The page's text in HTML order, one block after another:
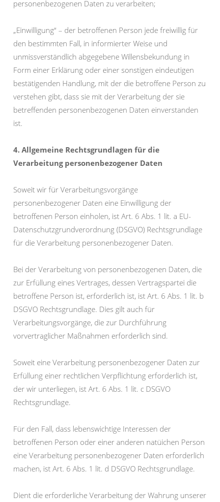
personenbezogenen Daten zu verarbeiten;
„Einwilligung“ – der betroffenen Person jede freiwillig für
den bestimmten Fall, in informierter Weise und
unmissverständlich abgegebene Willensbekundung in
Form einer Erklärung oder einer sonstigen eindeutigen
bestätigenden Handlung, mit der die betroffene Person zu
verstehen gibt, dass sie mit der Verarbeitung der sie
betreffenden personenbezogenen Daten einverstanden
ist.
4. Allgemeine Rechtsgrundlagen für die
Verarbeitung personenbezogener Daten
Soweit wir für Verarbeitungsvorgänge
personenbezogener Daten eine Einwilligung der
betroffenen Person einholen, ist Art. 6 Abs. 1 lit. a EU-
Datenschutzgrundverordnung (DSGVO) Rechtsgrundlage
für die Verarbeitung personenbezogener Daten.
Bei der Verarbeitung von personenbezogenen Daten, die
zur Erfüllung eines Vertrages, dessen Vertragspartei die
betroffene Person ist, erforderlich ist, ist Art. 6 Abs. 1 lit. b
DSGVO Rechtsgrundlage. Dies gilt auch für
Verarbeitungsvorgänge, die zur Durchführung
vorvertraglicher Maßnahmen erforderlich sind.
Soweit eine Verarbeitung personenbezogener Daten zur
Erfüllung einer rechtlichen Verpflichtung erforderlich ist,
der wir unterliegen, ist Art. 6 Abs. 1 lit. c DSGVO
Rechtsgrundlage.
Für den Fall, dass lebenswichtige Interessen der
betroffenen Person oder einer anderen natüichen Person
eine Verarbeitung personenbezogener Daten erforderlich
machen, ist Art. 6 Abs. 1 lit. d DSGVO Rechtsgrundlage.
Dient die erforderliche Verarbeitung der Wahrung unserer